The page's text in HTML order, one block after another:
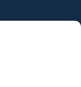
إلى
المحتوى